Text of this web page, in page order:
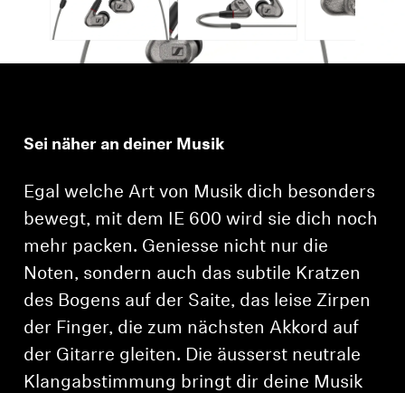
Sei näher an deiner Musik
Egal welche Art von Musik dich besonders
bewegt, mit dem IE 600 wird sie dich noch
mehr packen. Geniesse nicht nur die
Noten, sondern auch das subtile Kratzen
des Bogens auf der Saite, das leise Zirpen
der Finger, die zum nächsten Akkord auf
der Gitarre gleiten. Die äusserst neutrale
Klangabstimmung bringt dir deine Musik